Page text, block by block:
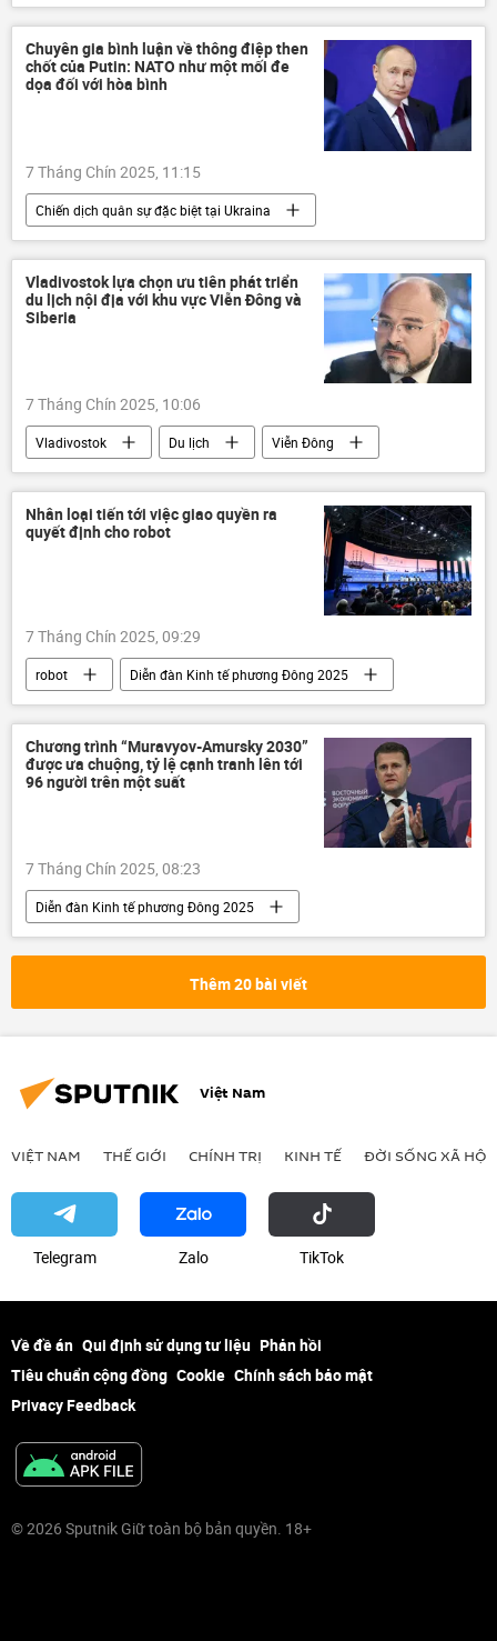
Báo chí thế giới
Kinh tế
Chính trị
Hoa Kỳ
Ấn Độ
Chuyên gia bình luận về thông điệp then
chốt của Putin: NATO như một mối đe
dọa đối với hòa bình
7 Tháng Chín 2025, 11:15
Chiến dịch quân sự đặc biệt tại Ukraina
Mỹ Latinh
Ukraina
Nga
Vladimir Putin
xung đột quân sự
NATO
Quan điểm-Ý kiến
Vladivostok lựa chọn ưu tiên phát triển
du lịch nội địa với khu vực Viễn Đông và
Siberia
7 Tháng Chín 2025, 10:06
Vladivostok Du lịch
Viễn Đông
Siberia
Thế giới
Kamchatka
Diễn đàn Kinh tế phương Đông 2025
Matxcơva
St. Petersburg
Nhân loại tiến tới việc giao quyền ra
quyết định cho robot
7 Tháng Chín 2025, 09:29
robot
Diễn đàn Kinh tế phương Đông 2025
Thế giới
Chính trị trí tuệ nhân tạo
Chương trình “Muravyov-Amursky 2030”
được ưa chuộng, tỷ lệ cạnh tranh lên tới
96 người trên một suất
7 Tháng Chín 2025, 08:23
Diễn đàn Kinh tế phương Đông 2025
Viễn Đông
Chính trị
Thế giới
Vladimir Putin
Thêm 20 bài viết
Việt Nam
VIỆT NAM THẾ GIỚI CHÍNH TRỊ KINH TẾ ĐỜI SỐNG XÃ HỘI
Telegram Zalo ТikТоk
Về đề án Qui định sử dụng tư liệu Phản hồi
Tiêu chuẩn cộng đồng Cookie Chính sách bảo mật
Privacy Feedback
© 2026 Sputnik Giữ toàn bộ bản quyền. 18+